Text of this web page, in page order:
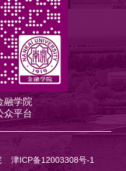
融学院
众平台
津ICP备12003308号-1